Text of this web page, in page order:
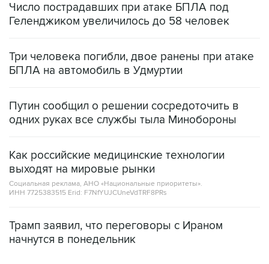
Число пострадавших при атаке БПЛА под
Геленджиком увеличилось до 58 человек
Три человека погибли, двое ранены при атаке
БПЛА на автомобиль в Удмуртии
Путин сообщил о решении сосредоточить в
одних руках все службы тыла Минобороны
Как российские медицинские технологии
выходят на мировые рынки
Социальная реклама, АНО «Национальные приоритеты».
ИНН 7725383515 Erid: F7NfYUJCUneVdTRF8PRs
Трамп заявил, что переговоры с Ираном
начнутся в понедельник